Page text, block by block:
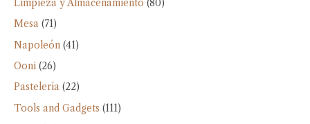
Limpieza y Almacenamiento (80)
Mesa (71)
Napoleón (41)
Ooni (26)
Pastelería (22)
Tools and Gadgets (111)